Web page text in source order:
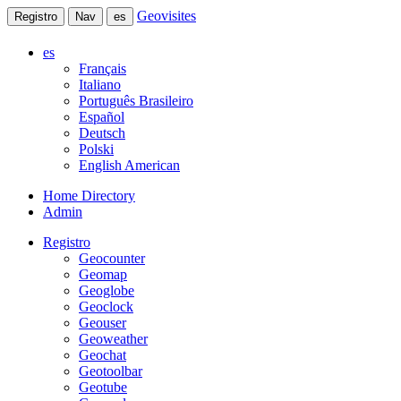
Registro Nav es Geovisites
es
Français
Italiano
Português Brasileiro
Español
Deutsch
Polski
English American
Home Directory
Admin
Registro
Geocounter
Geomap
Geoglobe
Geoclock
Geouser
Geoweather
Geochat
Geotoolbar
Geotube